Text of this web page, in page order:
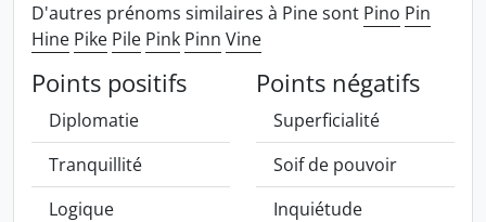
D'autres prénoms similaires à Pine sont Pino Pin
Hine Pike Pile Pink Pinn Vine
Points positifs
Diplomatie
Tranquillité
Logique
Points négatifs
Superficialité
Soif de pouvoir
Inquiétude